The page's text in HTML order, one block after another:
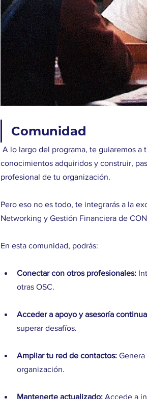
Comunidad
A lo largo del programa, te guiaremos
conocimientos adquiridos y construir,
profesional de tu organización.
Pero eso no es todo, te integrarás a la
Networking y Gestión Financiera de
En esta comunidad, podrás:
Conectar con otros profesionales:
otras OSC.
Acceder a apoyo y asesoría
superar desafíos.
Ampliar tu red de contactos:
organización.
Mantenerte actualizado: Accede a